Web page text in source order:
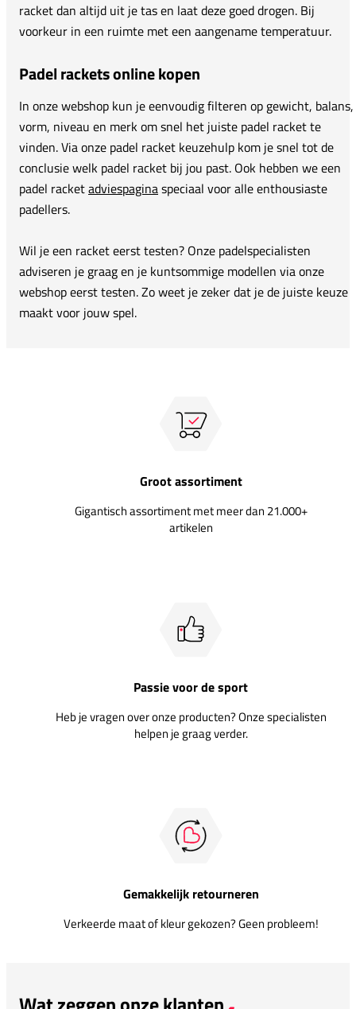
racket dan altijd uit je tas en laat deze goed drogen. Bij
voorkeur in een ruimte met een aangename temperatuur.
Padel rackets online kopen
In onze webshop kun je eenvoudig filteren op gewicht, balans,
vorm, niveau en merk om snel het juiste padel racket te
vinden. Via onze padel racket keuzehulp kom je snel tot de
conclusie welk padel racket bij jou past. Ook hebben we een
padel racketadviespaginaspeciaal voor alle enthousiaste
padellers.
Wil je een racket eerst testen? Onze padelspecialisten
adviseren je graag en je kuntsommige modellen via onze
webshop eerst testen. Zo weet je zeker dat je de juiste keuze
maakt voor jouw spel.
Groot assortiment
Gigantisch assortiment met meer dan 21.000+
artikelen
Passie voor de sport
Heb je vragen over onze producten? Onze specialisten
helpen je graag verder.
Gemakkelijk retourneren
Verkeerde maat of kleur gekozen? Geen probleem!